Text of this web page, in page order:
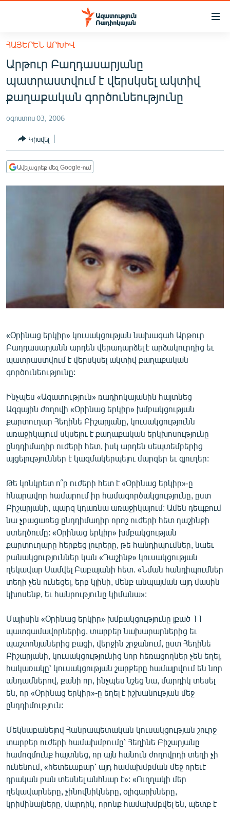
Մատչելիության
հիմնական
բովանդակությանը
հիմնական
մենյուին
ՀԱՅԱՍՏԱՆ
ՔԱՂԱՔԱԿԱՆ
ՀԱՍԱՐԱԿՈՒԹՅՈՒՆ
ՏՆՏԵՍՈՒԹՅՈՒՆ
ՂԱՐԱԲԱՂ
ՊԱՏԵՐԱԶՄԻ 6 ՇԱԲԱԹՆԵՐԸ
ՄԵԿՆԱԲԱՆՈՒԹՅՈՒՆ
ԿՈՐՈՆԱՎԻՐՈՒՍ
ԱՐԽԻՎ
ՏԵՍԱՆՅՈՒԹԵՐ
ՁԳՏԵԼՈՎ ԼԱՎԱԳՈՒՅՆԻՆ
ՓՈԴՔԱՍԹ
Հայերեն
Русский
ՀԵՏԵՎԵՔ ՄԵԶ
«Ազատության» բոլոր կայքերը
ՀԱՅԵՐԵՆ ԱՐԽԻՎ
Արթուր Բաղդասարյանը
պատրաստվում է վերսկսել ակտիվ
քաղաքական գործունեությունը
օգոստոս 03, 2006
Կիսվել
Ավելացրեք մեզ Google-ում
«Օրինաց երկիր» կուսակցության նախագահ Արթուր
Բաղդասարյանն արդեն վերադարձել է արձակուրդից եւ
պատրաստվում է վերսկսել ակտիվ քաղաքական
գործունեությունը:
Ինչպես «Ազատություն» ռադիոկայանին հայտնեց
Ազգային ժողովի «Օրինաց երկիր» խմբակցության
քարտուղար Հեղինե Բիշարյանը, կուսակցությունն
առաջիկայում սկսելու է քաղաքական երկխոսությունը
ընդդիմադիր ուժերի հետ, իսկ արդեն սեպտեմբերից
այցելություններ է կազմակերպելու մարզեր եւ գյուղեր:
Թե կոնկրետ ո՞ր ուժերի հետ է «Օրինաց երկիր»-ը
հնարավոր համարում իր համագործակցությունը, ըստ
Բիշարյանի, պարզ կդառնա առաջիկայում: Ամեն դեպքում
նա չբացառեց ընդդիմադիր որոշ ուժերի հետ դաշինքի
ստեղծումը: «Օրինաց երկիր» խմբակցության
քարտուղարը հերքեց լուրերը, թե հանդիպումներ, նաեւ
բանակցություններ կան «Դաշինք» կուսակցության
ղեկավար Սամվել Բաբայանի հետ. «Նման հանդիպումներ
տեղի չեն ունեցել, երբ կլինի, մենք անպայման այդ մասին
կխոսենք, եւ հանրությունը կիմանա»:
Մայիսին «Օրինաց երկիր» խմբակցությունը լքած 11
պատգամավորներից, տարբեր նախարարներից եւ
պաշտոնյաներից բացի, վերջին շրջանում, ըստ Հեղինե
Բիշարյանի, կուսակցությունից նոր հեռացողներ չեն եղել,
հակառակը՝ կուսակցության շարքերը համալրվում են նոր
անդամներով, քանի որ, ինչպես նշեց նա, մարդիկ տեսել
են, որ «Օրինաց երկիր»-ը եղել է իշխանության մեջ
ընդդիմություն:
Մեկնաբանելով Հանրապետական կուսակցության շուրջ
տարբեր ուժերի համախմբումը՝ Հեղինե Բիշարյանը
համոզմունք հայտնեց, որ այն հանուն ժողովրդի տեղի չի
ունենում, «հետեւաբար՝ այդ համախմբման մեջ որեւէ
դրական բան տեսնել անհնար է»: «Ուղղակի մեր
ղեկավարները, չինովնիկները, օլիգարխները,
կրիմինալները, մարդիկ, որոնք համախմբվել են, պետք է